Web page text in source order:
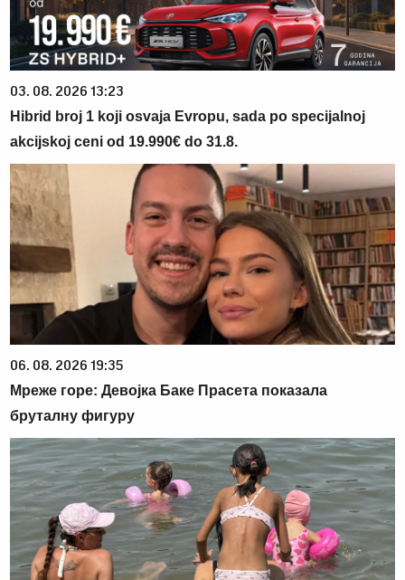
03. 08. 2026 13:23
Hibrid broj 1 koji osvaja Evropu, sada po specijalnoj
akcijskoj ceni od 19.990€ do 31.8.
06. 08. 2026 19:35
Мреже горе: Девојка Баке Прасета показала
бруталну фигуру